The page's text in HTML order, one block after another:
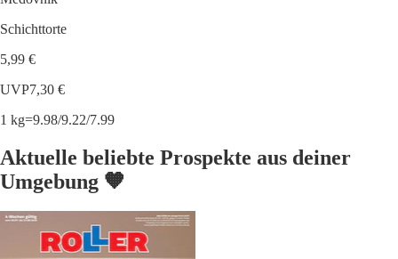
Schichttorte
5,99 €
UVP7,30 €
1 kg=9.98/9.22/7.99
Aktuelle beliebte Prospekte aus deiner
Umgebung 🧡